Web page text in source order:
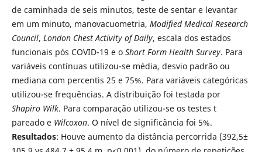
de caminhada de seis minutos, teste de sentar e levantar
em um minuto, manovacuometria, Modified Medical Research
Council, London Chest Activity of Daily, escala dos estados
funcionais pós COVID-19 e o Short Form Health Survey. Para
variáveis contínuas utilizou-se média, desvio padrão ou
mediana com percentis 25 e 75%. Para variáveis categóricas
utilizou-se frequências. A distribuição foi testada por
Shapiro Wilk. Para comparação utilizou-se os testes t
pareado e Wilcoxon. O nível de significância foi 5%.
Resultados: Houve aumento da distância percorrida (392,5±